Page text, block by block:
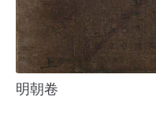
明朝卷